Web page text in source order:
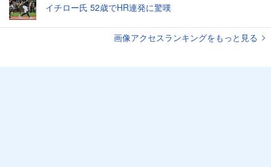
イチロー氏 52歳でHR連発に驚嘆
画像アクセスランキングをもっと見る